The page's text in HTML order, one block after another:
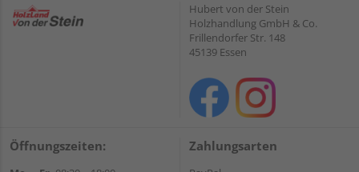
Hubert von der Stein
Holzhandlung GmbH & Co.
Frillendorfer Str. 148
45139 Essen
Öffnungszeiten: Zahlungsarten